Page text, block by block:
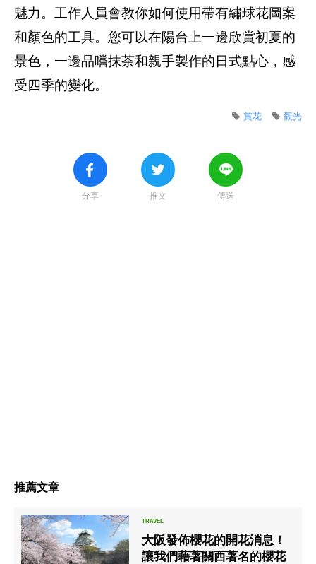
魅力。工作人員會教你如何使用帶有繡球花圖案
和顏色的工具。您可以在陽台上一邊欣賞初夏的
景色，一邊品嚐抹茶和親手製作的日式點心，感
受四季的變化。
觀光
賞花
分享 推文 傳送
推薦文章
大阪發佈櫻花的開花消息！
讓我們藉著關西著名的櫻花